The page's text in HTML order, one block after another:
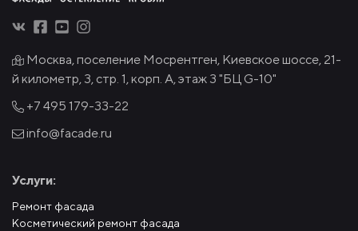
Москва, поселение Мосрентген, Киевское шоссе, 21-
й километр, 3, стр. 1, корп. А, этаж 3 "БЦ G-10"
+7 495 179-33-22
info@facade.ru
Услуги:
Ремонт фасада
Косметический ремонт фасада